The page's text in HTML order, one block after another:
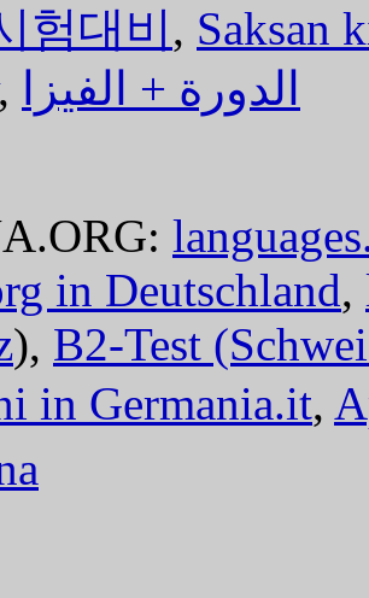
험대비, Saksan
الدورة + الفيزا
in Deutschland,
), B2-Test
in Germania.it,